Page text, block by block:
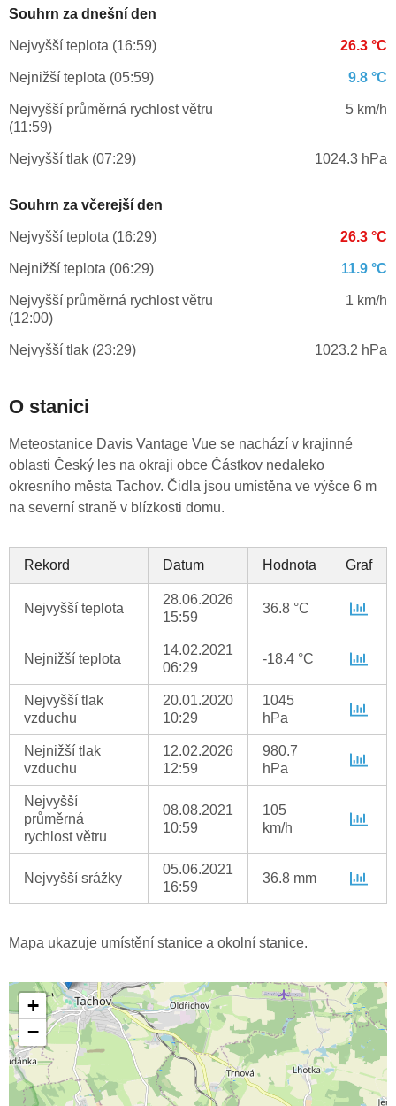
Souhrn za dnešní den
Nejvyšší teplota (16:59) 26.3 °C
Nejnižší teplota (05:59) 9.8 °C
Nejvyšší průměrná rychlost větru
(11:59)
5 km/h
Nejvyšší tlak (07:29) 1024.3 hPa
Souhrn za včerejší den
Nejvyšší teplota (16:29) 26.3 °C
Nejnižší teplota (06:29) 11.9 °C
Nejvyšší průměrná rychlost větru
(12:00)
1 km/h
Nejvyšší tlak (23:29) 1023.2 hPa
O stanici
Meteostanice Davis Vantage Vue se nachází v krajinné
oblasti Český les na okraji obce Částkov nedaleko
okresního města Tachov. Čidla jsou umístěna ve výšce 6 m
na severní straně v blízkosti domu.
Rekord Datum Hodnota Graf
Nejvyšší teplota
28.06.2026
15:59
36.8 °C
Nejnižší teplota
14.02.2021
06:29
-18.4 °C
Nejvyšší tlak
vzduchu
20.01.2020
10:29
1045
hPa
Nejnižší tlak
vzduchu
12.02.2026
12:59
980.7
hPa
Nejvyšší
průměrná
rychlost větru
08.08.2021
10:59
105
km/h
Nejvyšší srážky
05.06.2021
16:59
36.8 mm
Mapa ukazuje umístění stanice a okolní stanice.
+
−